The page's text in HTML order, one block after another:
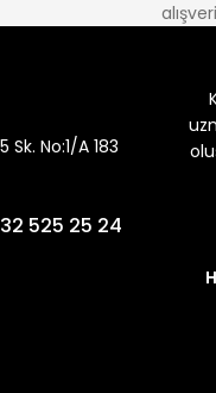
No:1/A 183
525 25 24